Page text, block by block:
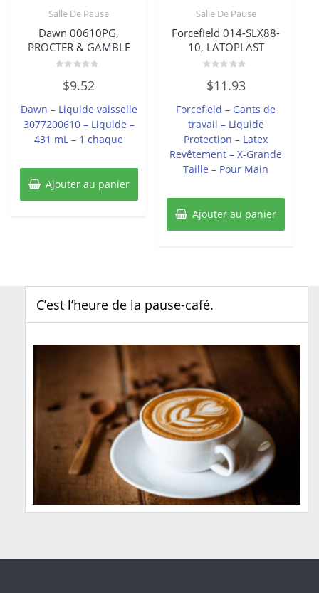
Salle De Pause
Dawn 00610PG,
PROCTER & GAMBLE
sur
$9.52
Dawn – Liquide vaisselle
3077200610 – Liquide –
431 mL – 1 chaque
Ajouter au panier
Salle De Pause
Forcefield 014-SLX88-
10, LATOPLAST
0
sur
$11.93
Forcefield – Gants de
travail – Liquide
Protection – Latex
Revêtement – X-Grande
Taille – Pour Main
Ajouter au panier
C’est l’heure de la pause-café.